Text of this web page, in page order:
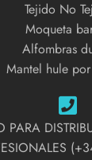
Tejido No
Moqueta
Alfombras
Mantel hule
PARA